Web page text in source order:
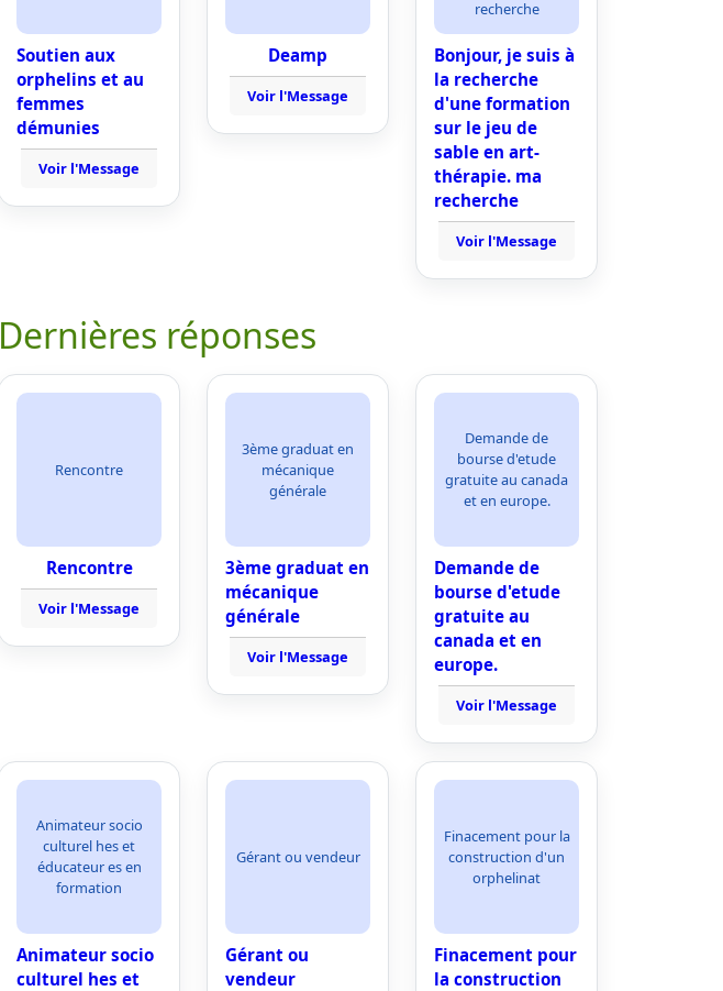
Soutien aux
orphelins et au
femmes
démunies
Voir l'Message
Deamp
Voir l'Message
recherche
Bonjour, je suis à
la recherche
d'une formation
sur le jeu de
sable en art-
thérapie. ma
recherche
Voir l'Message
Dernières réponses
Rencontre
Rencontre
Voir l'Message
3ème graduat en
mécanique
générale
3ème graduat en
mécanique
générale
Voir l'Message
Demande de
bourse d'etude
gratuite au canada
et en europe.
Demande de
bourse d'etude
gratuite au
canada et en
europe.
Voir l'Message
Animateur socio
culturel hes et
éducateur es en
formation
Animateur socio
culturel hes et
Gérant ou vendeur
Gérant ou
vendeur
Finacement pour la
construction d'un
orphelinat
Finacement pour
la construction